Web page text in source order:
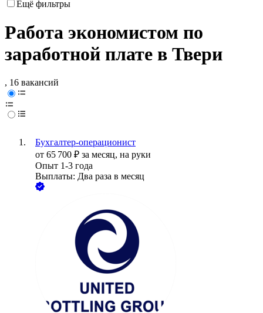
Ещё фильтры
Работа экономистом по
заработной плате в Твери
, 16 вакансий
Бухгалтер-операционист
от 65 700 ₽ за месяц, на руки
Опыт 1-3 года
Выплаты: Два раза в месяц